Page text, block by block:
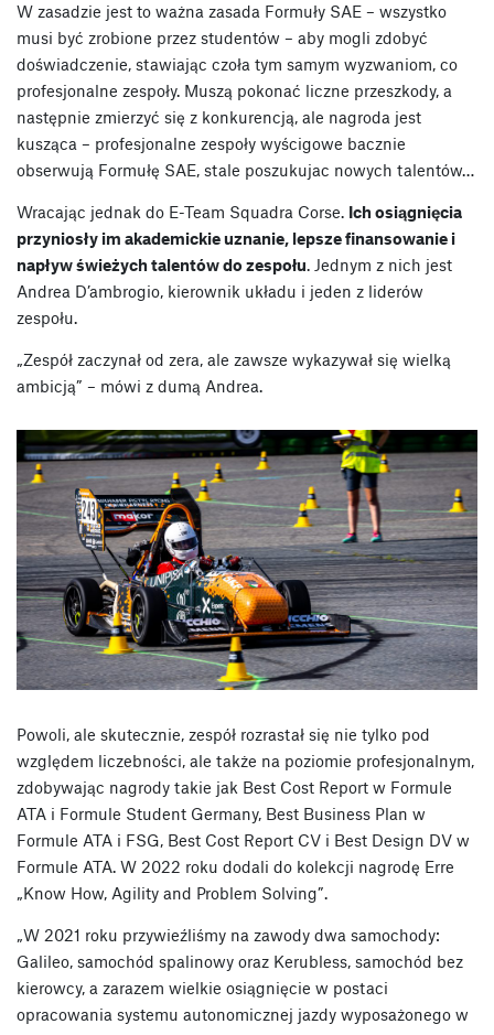
W zasadzie jest to ważna zasada Formuły SAE – wszystko
musi być zrobione przez studentów – aby mogli zdobyć
doświadczenie, stawiając czoła tym samym wyzwaniom, co
profesjonalne zespoły. Muszą pokonać liczne przeszkody, a
następnie zmierzyć się z konkurencją, ale nagroda jest
kusząca – profesjonalne zespoły wyścigowe bacznie
obserwują Formułę SAE, stale poszukujac nowych talentów…
Wracając jednak do E-Team Squadra Corse. Ich osiągnięcia
przyniosły im akademickie uznanie, lepsze finansowanie i
napływ świeżych talentów do zespołu. Jednym z nich jest
Andrea D’ambrogio, kierownik układu i jeden z liderów
zespołu.
„Zespół zaczynał od zera, ale zawsze wykazywał się wielką
ambicją” – mówi z dumą Andrea.
Powoli, ale skutecznie, zespół rozrastał się nie tylko pod
względem liczebności, ale także na poziomie profesjonalnym,
zdobywając nagrody takie jak Best Cost Report w Formule
ATA i Formule Student Germany, Best Business Plan w
Formule ATA i FSG, Best Cost Report CV i Best Design DV w
Formule ATA. W 2022 roku dodali do kolekcji nagrodę Erre
„Know How, Agility and Problem Solving”.
„W 2021 roku przywieźliśmy na zawody dwa samochody:
Galileo, samochód spalinowy oraz Kerubless, samochód bez
kierowcy, a zarazem wielkie osiągnięcie w postaci
opracowania systemu autonomicznej jazdy wyposażonego w